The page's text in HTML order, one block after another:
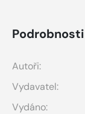
Podrobnosti
Autoři:
Vydavatel:
Vydáno: